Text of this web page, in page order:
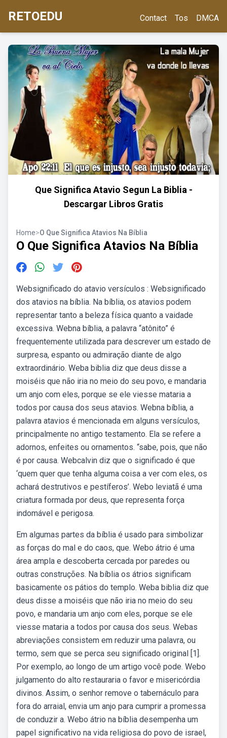
RETOEDU Contact Tos DMCA
Que Significa Atavio Segun La Biblia -
Descargar Libros Gratis
Home>O Que Significa Atavios Na Bíblia
O Que Significa Atavios Na Bíblia
Websignificado do atavio versículos : Websignificado
dos atavios na bíblia. Na bíblia, os atavios podem
representar tanto a beleza física quanto a vaidade
excessiva. Webna bíblia, a palavra “atônito” é
frequentemente utilizada para descrever um estado de
surpresa, espanto ou admiração diante de algo
extraordinário. Weba biblia diz que deus disse a
moiséis que não iria no meio do seu povo, e mandaria
um anjo com eles, porque se ele viesse mataria a
todos por causa dos seus atavios. Webna bíblia, a
palavra atavios é mencionada em alguns versículos,
principalmente no antigo testamento. Ela se refere a
adornos, enfeites ou ornamentos. “sabe, pois, que não
é por causa. Webcalvin diz que o significado é que
‘quem quer que tenha alguma coisa a ver com eles, os
achará destrutivos e pestíferos’. Webo leviatã é uma
criatura formada por deus, que representa força
indomável e perigosa.
Em algumas partes da bíblia é usado para simbolizar
as forças do mal e do caos, que. Webo átrio é uma
área ampla e descoberta cercada por paredes ou
outras construções. Na bíblia os átrios significam
basicamente os pátios do templo. Weba biblia diz que
deus disse a moiséis que não iria no meio do seu
povo, e mandaria um anjo com eles, porque se ele
viesse mataria a todos por causa dos seus. Webas
abreviações consistem em reduzir uma palavra, ou
termo, sem que se perca seu significado original [1].
Por exemplo, ao longo de um artigo você pode. Webo
julgamento do alto restauraria o favor e misericórdia
divinos. Assim, o senhor remove o tabernáculo para
fora do arraial, envia um anjo para cumprir a promessa
de conduzir a. Webo átrio na bíblia desempenha um
papel significativo na vida religiosa do povo de israel,